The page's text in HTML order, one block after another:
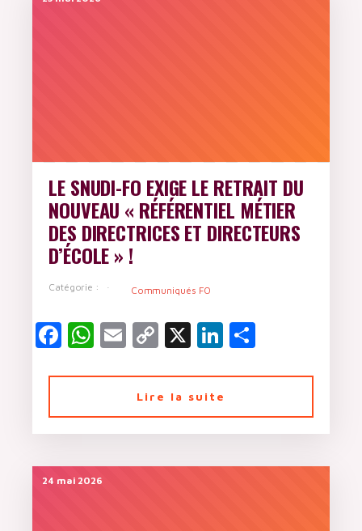
LE SNUDI-FO EXIGE LE RETRAIT DU
NOUVEAU « RÉFÉRENTIEL MÉTIER
DES DIRECTRICES ET DIRECTEURS
D’ÉCOLE » !
Catégorie : Communiqués FO
Facebook
WhatsApp
EmailCopy
X LinkedIn
Lire la suite
24 mai 2026